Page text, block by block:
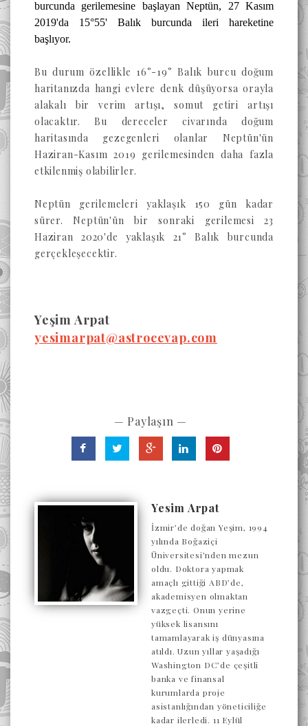
burcunda gerilemesine başlayan Neptün, 27 Kasım
2019'da 15°55' Balık burcunda ileri hareketine
başlıyor.
Bu durum özellikle 16°-19° Balık burcu doğum
haritanızda hangi evlere denk düşüyorsa orayla
alakalı bir verim artışı, somut getiri artışı
olacaktır. Bu dereceler civarında doğum
haritasında gezegenleri olanlar Neptün'ün
Haziran-Kasım 2019 gerilemesinden daha fazla
etkilenmiş olabilirler.
Neptün gerilemeleri yaklaşık 150 gün kadar
sürer. Neptün'ün bir sonraki gerilemesi 23
Haziran 2020'de yaklaşık 21° Balık burcunda
gerçekleşecektir.
Yeşim Arpat
yesimarpat@astrocevap.com
— Paylaşın —
Yesim Arpat
İzmir’de doğan Yeşim, 1994
yılında Boğaziçi
Üniversitesi’nden mezun
oldu. Doktora yapmak
amaçlı gittiği ABD’de,
akademisyen olmaktan
vazgeçti. Onun yerine
yüksek lisansını
tamamlayarak iş dünyasına
atıldı. Uzun yıllar yaşadığı
Washington DC’de çeşitli
banka ve finansal
kurumlarda proje
asistanlığından yöneticiliğe
kadar ilerledi. 11 Eylül